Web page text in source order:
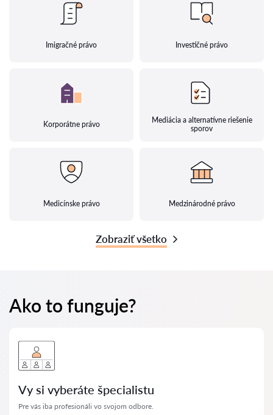
Imigračné právo Investičné právo
Korporátne právo
Mediácia a alternatívne riešenie
sporov
Medicínske právo Medzinárodné právo
Zobraziť všetko
Ako to funguje?
Vy si vyberáte špecialistu
Pre vás iba profesionáli vo svojom odbore.